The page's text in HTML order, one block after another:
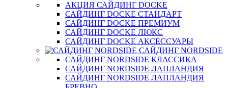
АКЦИЯ САЙДИНГ DOCKE
САЙДИНГ DOCKE СТАНДАРТ
САЙДИНГ DOCKE ПРЕМИУМ
САЙДИНГ DOCKE ЛЮКС
САЙДИНГ DOCKE АКСЕССУАРЫ
САЙДИНГ NORDSIDE
САЙДИНГ NORDSIDE КЛАССИКА
САЙДИНГ NORDSIDE ЛАПЛАНДИЯ
САЙДИНГ NORDSIDE ЛАПЛАНДИЯ